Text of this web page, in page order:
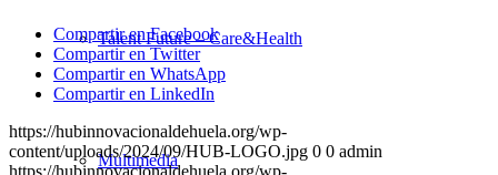
Talent Future – Care&Health
Multimedia
Compartir en Facebook
Compartir en Twitter
Compartir en WhatsApp
Compartir en LinkedIn
https://hubinnovacionaldehuela.org/wp-
content/uploads/2024/09/HUB-LOGO.jpg 0 0 admin